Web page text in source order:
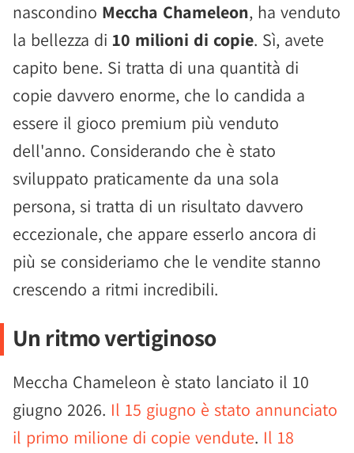
nascondino Meccha Chameleon, ha venduto
la bellezza di 10 milioni di copie. Sì, avete
capito bene. Si tratta di una quantità di
copie davvero enorme, che lo candida a
essere il gioco premium più venduto
dell'anno. Considerando che è stato
sviluppato praticamente da una sola
persona, si tratta di un risultato davvero
eccezionale, che appare esserlo ancora di
più se consideriamo che le vendite stanno
crescendo a ritmi incredibili.
Un ritmo vertiginoso
Meccha Chameleon è stato lanciato il 10
giugno 2026. Il 15 giugno è stato annunciato
il primo milione di copie vendute. Il 18